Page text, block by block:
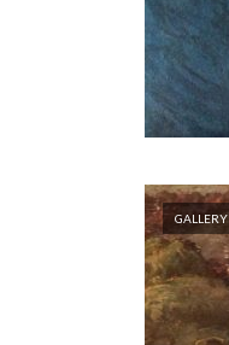
GALLERY